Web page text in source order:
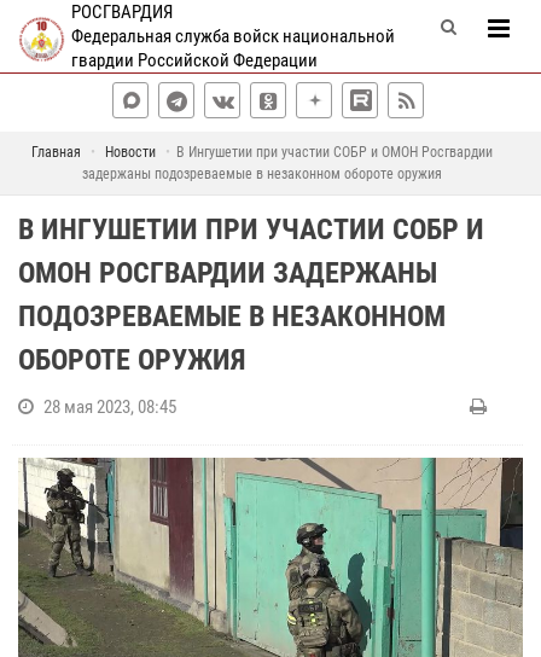
РОСГВАРДИЯ
Федеральная служба войск национальной
гвардии Российской Федерации
Главная Новости
В Ингушетии при участии СОБР и ОМОН Росгвардии
задержаны подозреваемые в незаконном обороте оружия
В ИНГУШЕТИИ ПРИ УЧАСТИИ СОБР И
ОМОН РОСГВАРДИИ ЗАДЕРЖАНЫ
ПОДОЗРЕВАЕМЫЕ В НЕЗАКОННОМ
ОБОРОТЕ ОРУЖИЯ
28 мая 2023, 08:45